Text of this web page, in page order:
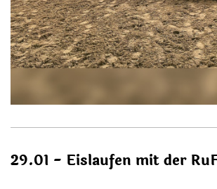
29.01 - Eislaufen mit der